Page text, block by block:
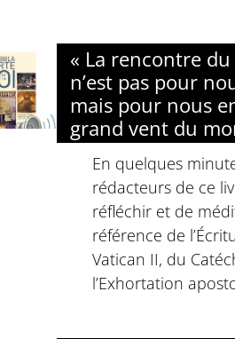
« La rencontre
n’est pas pour
mais pour nous
grand vent du
En quelques
rédacteurs de ce
réfléchir et de
référence de
Vatican II, du
l’Exhortation